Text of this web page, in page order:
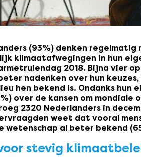
(93%) denken
klimaatafwegingen in hun
2018. Bijna vier
nadenken over hun
hen bekend is. Ondanks
over de kansen om
2320 Nederlanders in
weet dat vooral
wetenschap al beter bekend
stevig